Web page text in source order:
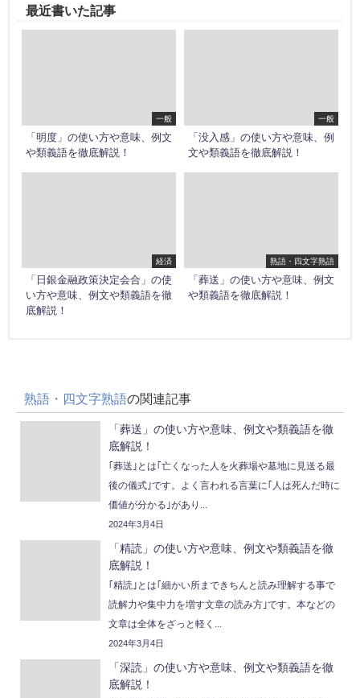
最近書いた記事
一般
「明度」の使い方や意味、例文
や類義語を徹底解説！
一般
「没入感」の使い方や意味、例
文や類義語を徹底解説！
経済
「日銀金融政策決定会合」の使
い方や意味、例文や類義語を徹
底解説！
熟語・四文字熟語
「葬送」の使い方や意味、例文
や類義語を徹底解説！
熟語・四文字熟語の関連記事
「葬送」の使い方や意味、例文や類義語を徹
底解説！
｢葬送｣とは｢亡くなった人を火葬場や墓地に見送る最
後の儀式｣です。よく言われる言葉に｢人は死んだ時に
価値が分かる｣があり...
2024年3月4日
「精読」の使い方や意味、例文や類義語を徹
底解説！
｢精読｣とは｢細かい所まできちんと読み理解する事で
読解力や集中力を増す文章の読み方｣です。本などの
文章は全体をざっと軽く...
2024年3月4日
「深読」の使い方や意味、例文や類義語を徹
底解説！